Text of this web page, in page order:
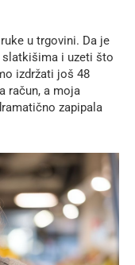
u trgovini. Da je
i uzeti što
izdržati još 48
račun, a moja
zapipala